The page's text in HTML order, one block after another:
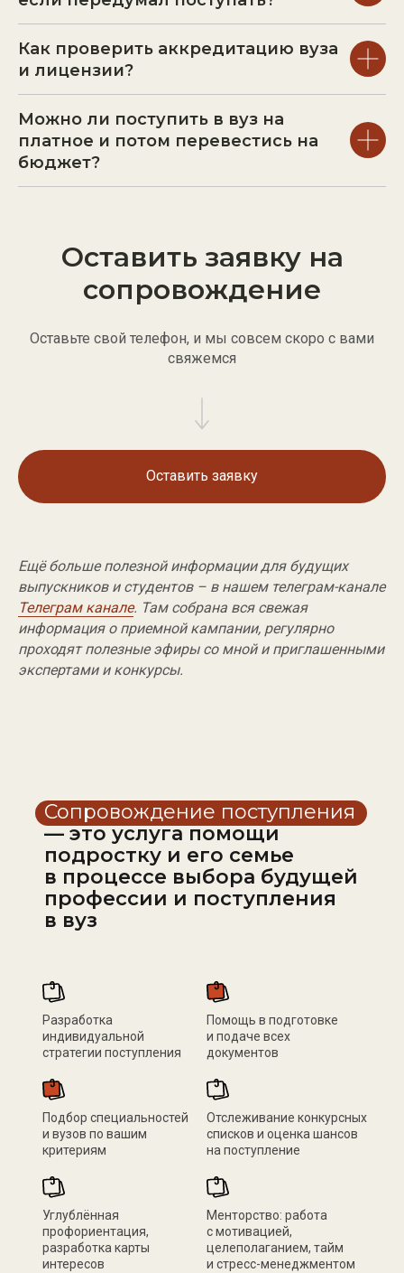
Как проверить аккредитацию вуза
и лицензии?
Можно ли поступить в вуз на
платное и потом перевестись на
бюджет?
Оставить заявку на
сопровождение
Оставьте свой телефон, и мы совсем скоро с вами
свяжемся
Оставить заявку
Ещё больше полезной информации для будущих
выпускников и студентов – в нашем телеграм-канале
Телеграм канале. Там собрана вся свежая
информация о приемной кампании, регулярно
проходят полезные эфиры со мной и приглашенными
экспертами и конкурсы.
Сопровождение поступления
— это услуга помощи
подростку и его семье
в процессе выбора будущей
профессии и поступления
в вуз
Разработка
индивидуальной
стратегии поступления
Помощь в подготовке
и подаче всех
документов
Подбор специальностей
и вузов по вашим
критериям
Отслеживание конкурсных
списков и оценка шансов
на поступление
Углублённая
профориентация,
разработка карты
интересов
Менторство: работа
с мотивацией,
целеполаганием, тайм
и стресс-менеджментом
telegram
vkontakte youtube
FAQ
Отзывы
Бесплатный гайд
Договор оферты
О нас
+7 (495) 824-36-34